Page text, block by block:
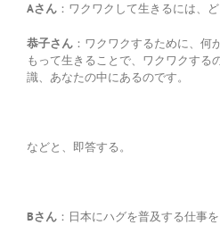
Aさん ：ワクワクして生きるには、
恭子さん ：ワクワクするために、何
もって生きることで、ワクワクする
識、あなたの中にあるのです。
などと、即答する。
Bさん ：日本にハグを普及する仕事